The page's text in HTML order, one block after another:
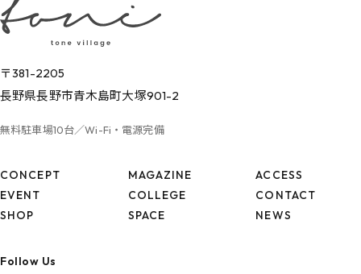
〒381-2205
長野県長野市青木島町大塚901-2
無料駐車場10台／Wi-Fi・電源完備
CONCEPT
EVENT
SHOP
MAGAZINE
COLLEGE
SPACE
ACCESS
CONTACT
NEWS
Follow Us